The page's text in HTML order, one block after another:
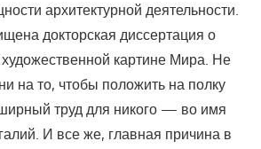
архитектурной деятель­ности.
докторская диссертация о
художественной картине Мира. Не
на то, чтобы поло­жить на полку
труд для никого — во имя
И все же, главная причина в